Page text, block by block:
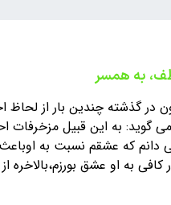
به همسر
در گذشته چندین بار از
گوید: به این قبیل
که عشقم نسبت به
به او عشق